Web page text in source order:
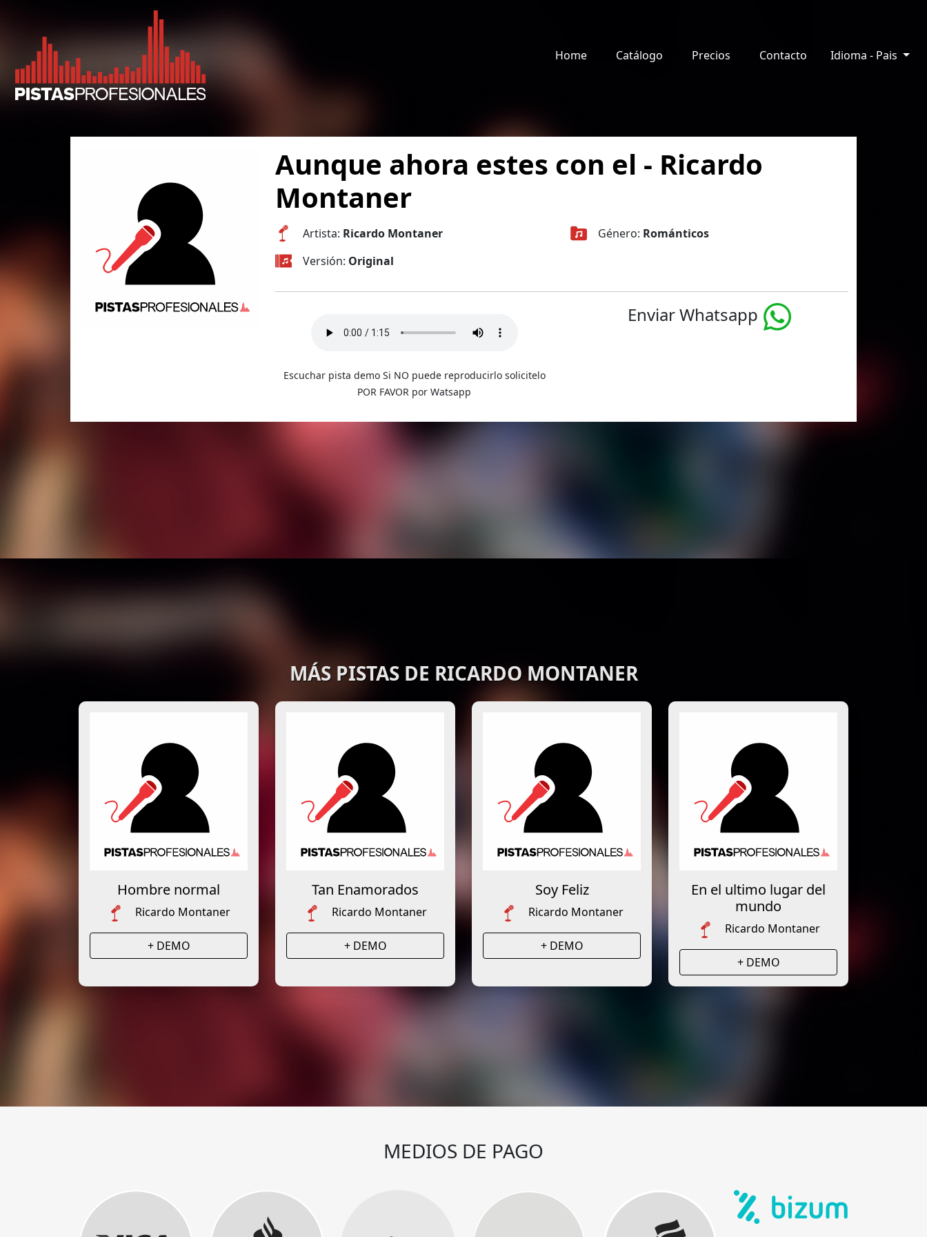
Home Catálogo Precios Contacto Idioma - Pais
Aunque ahora estes con el - Ricardo
Montaner
Artista: Ricardo Montaner Género: Románticos
Versión: Original
Escuchar pista demo Si NO puede reproducirlo solicitelo
POR FAVOR por Watsapp
Enviar Whatsapp
MÁS PISTAS DE RICARDO MONTANER
Hombre normal
Ricardo Montaner
+ DEMO
Tan Enamorados
Ricardo Montaner
+ DEMO
Soy Feliz
Ricardo Montaner
+ DEMO
En el ultimo lugar del
mundo
Ricardo Montaner
+ DEMO
MEDIOS DE PAGO